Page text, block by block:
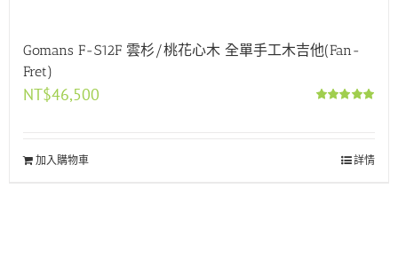
Gomans F-S12F 雲杉/桃花心木 全單手工木吉他(Fan-
Fret)
NT$46,500
加入購物車 詳情